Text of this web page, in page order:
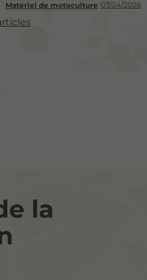
Matériel de motoculture 07/04/2026
la